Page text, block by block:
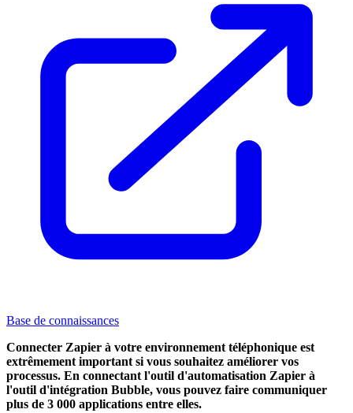
Base de connaissances
Connecter Zapier à votre environnement téléphonique est
extrêmement important si vous souhaitez améliorer vos
processus. En connectant l'outil d'automatisation Zapier à
l'outil d'intégration Bubble, vous pouvez faire communiquer
plus de 3 000 applications entre elles.